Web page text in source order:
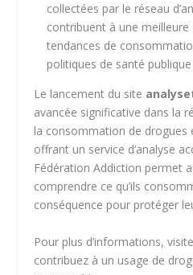
collectées par le réseau
contribuent à une
tendances de
politiques de santé
Le lancement du site
avancée significative dans la
la consommation de drogues
offrant un service d’analyse
Fédération Addiction permet
comprendre ce qu’ils
conséquence pour protéger
Pour plus d’informations,
contribuez à un usage de